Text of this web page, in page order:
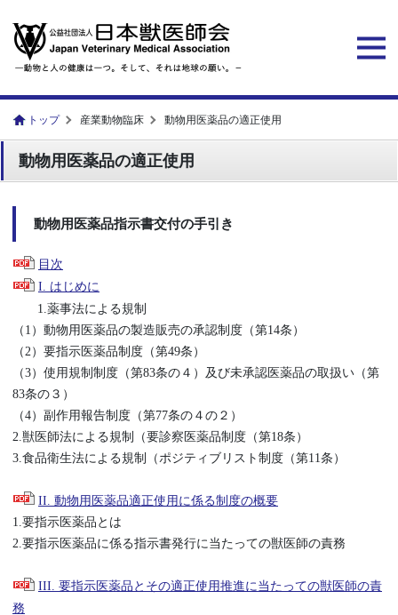
トップ 産業動物臨床 動物用医薬品の適正使用
動物用医薬品の適正使用
動物用医薬品指示書交付の手引き
目次
I. はじめに
1.薬事法による規制
（1）動物用医薬品の製造販売の承認制度（第14条）
（2）要指示医薬品制度（第49条）
（3）使用規制制度（第83条の４）及び未承認医薬品の取扱い（第
83条の３）
（4）副作用報告制度（第77条の４の２）
2.獣医師法による規制（要診察医薬品制度（第18条）
3.食品衛生法による規制（ポジティブリスト制度（第11条）
II. 動物用医薬品適正使用に係る制度の概要
1.要指示医薬品とは
2.要指示医薬品に係る指示書発行に当たっての獣医師の責務
III. 要指示医薬品とその適正使用推進に当たっての獣医師の責
務